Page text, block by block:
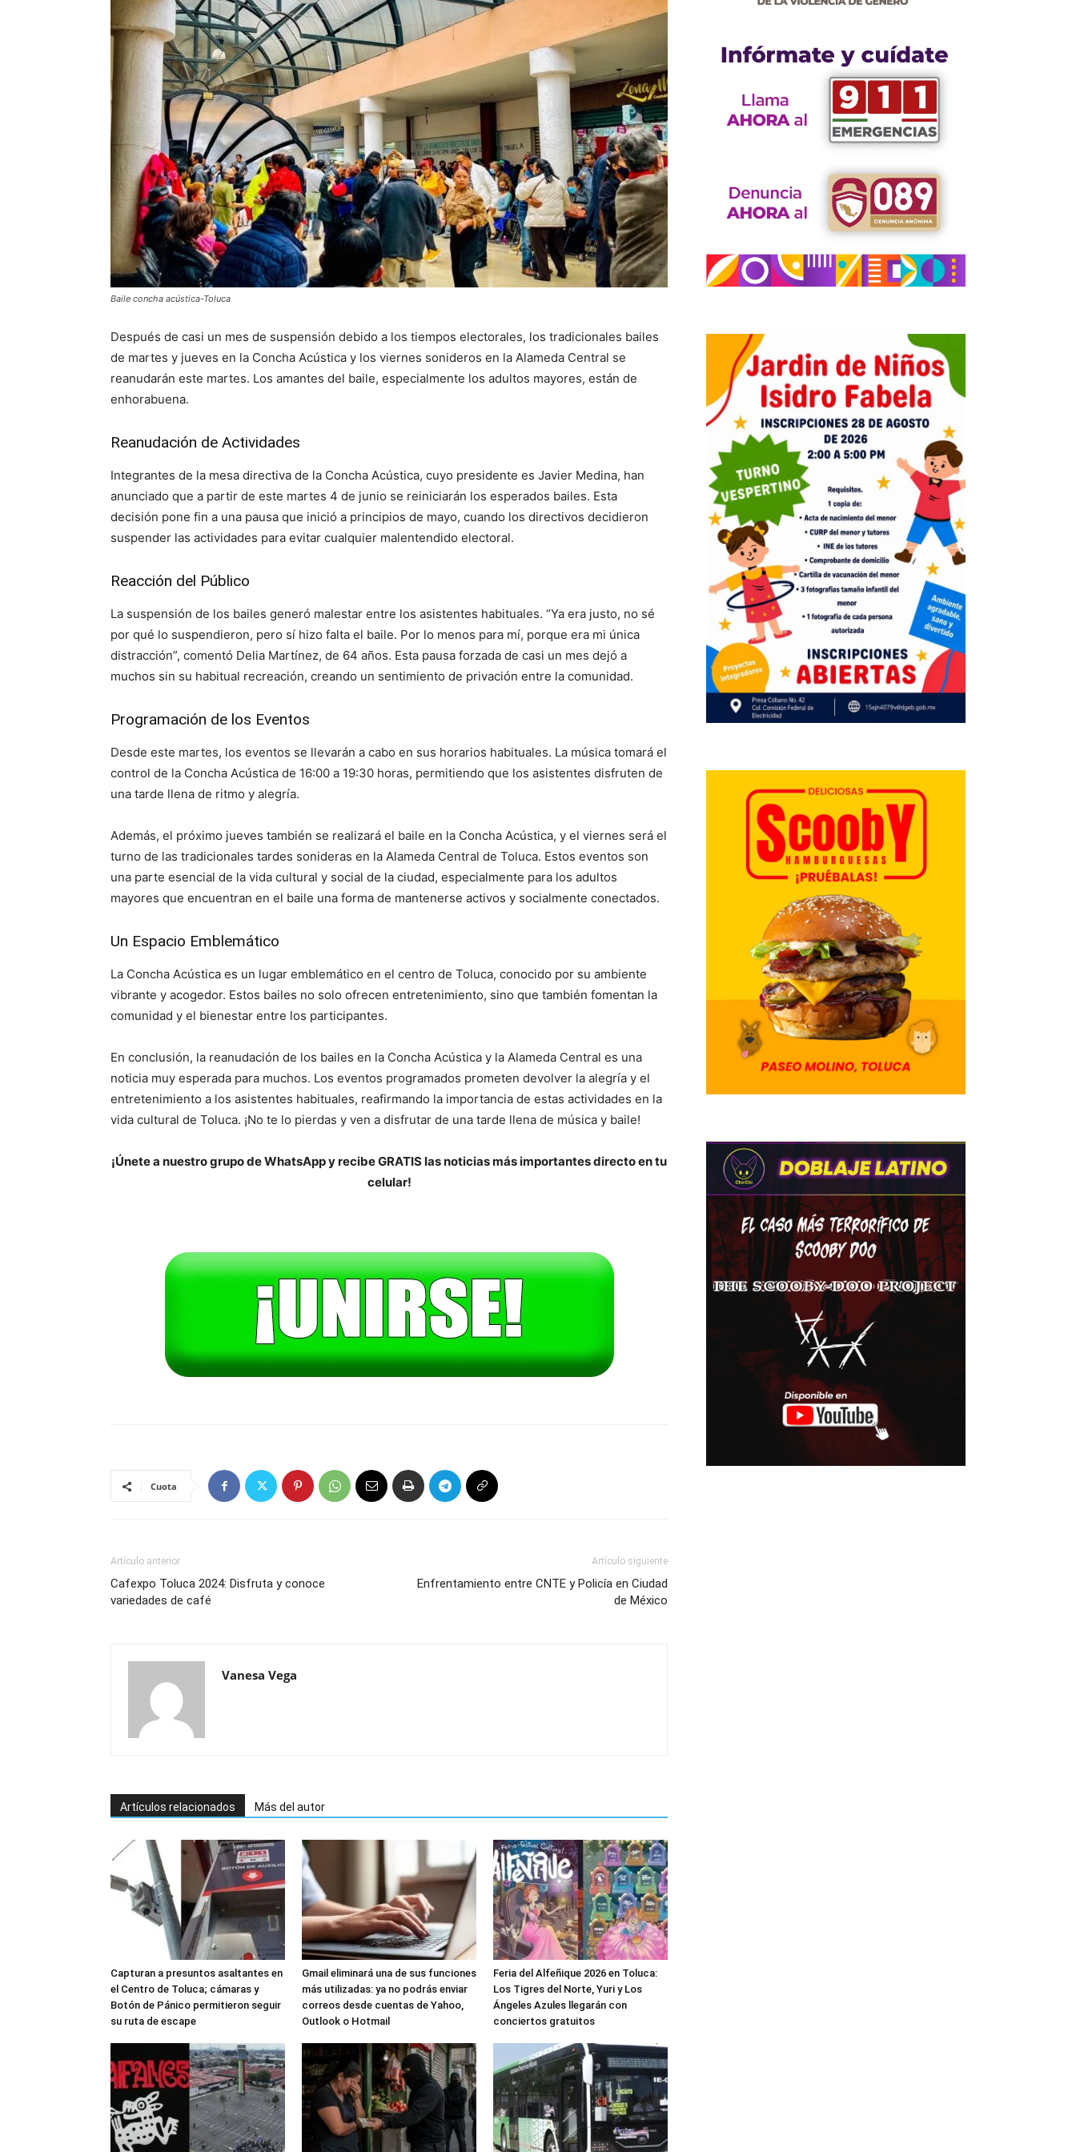
Baile concha acústica-Toluca
Después de casi un mes de suspensión debido a los tiempos electorales, los tradicionales bailes
de martes y jueves en la Concha Acústica y los viernes sonideros en la Alameda Central se
reanudarán este martes. Los amantes del baile, especialmente los adultos mayores, están de
enhorabuena.
Reanudación de Actividades
Integrantes de la mesa directiva de la Concha Acústica, cuyo presidente es Javier Medina, han
anunciado que a partir de este martes 4 de junio se reiniciarán los esperados bailes. Esta
decisión pone fin a una pausa que inició a principios de mayo, cuando los directivos decidieron
suspender las actividades para evitar cualquier malentendido electoral.
Reacción del Público
La suspensión de los bailes generó malestar entre los asistentes habituales. “Ya era justo, no sé
por qué lo suspendieron, pero sí hizo falta el baile. Por lo menos para mí, porque era mi única
distracción”, comentó Delia Martínez, de 64 años. Esta pausa forzada de casi un mes dejó a
muchos sin su habitual recreación, creando un sentimiento de privación entre la comunidad.
Programación de los Eventos
Desde este martes, los eventos se llevarán a cabo en sus horarios habituales. La música tomará el
control de la Concha Acústica de 16:00 a 19:30 horas, permitiendo que los asistentes disfruten de
una tarde llena de ritmo y alegría.
Además, el próximo jueves también se realizará el baile en la Concha Acústica, y el viernes será el
turno de las tradicionales tardes sonideras en la Alameda Central de Toluca. Estos eventos son
una parte esencial de la vida cultural y social de la ciudad, especialmente para los adultos
mayores que encuentran en el baile una forma de mantenerse activos y socialmente conectados.
Un Espacio Emblemático
La Concha Acústica es un lugar emblemático en el centro de Toluca, conocido por su ambiente
vibrante y acogedor. Estos bailes no solo ofrecen entretenimiento, sino que también fomentan la
comunidad y el bienestar entre los participantes.
En conclusión, la reanudación de los bailes en la Concha Acústica y la Alameda Central es una
noticia muy esperada para muchos. Los eventos programados prometen devolver la alegría y el
entretenimiento a los asistentes habituales, reafirmando la importancia de estas actividades en la
vida cultural de Toluca. ¡No te lo pierdas y ven a disfrutar de una tarde llena de música y baile!
¡Únete a nuestro grupo de WhatsApp y recibe GRATIS las noticias más importantes directo en tu
celular!
Cuota
Artículo anterior
Cafexpo Toluca 2024: Disfruta y conoce
variedades de café
Artículo siguiente
Enfrentamiento entre CNTE y Policía en Ciudad
de México
Vanesa Vega
Artículos relacionados Más del autor
Capturan a presuntos asaltantes en
el Centro de Toluca; cámaras y
Botón de Pánico permitieron seguir
su ruta de escape
Gmail eliminará una de sus funciones
más utilizadas: ya no podrás enviar
correos desde cuentas de Yahoo,
Outlook o Hotmail
Feria del Alfeñique 2026 en Toluca:
Los Tigres del Norte, Yuri y Los
Ángeles Azules llegarán con
conciertos gratuitos